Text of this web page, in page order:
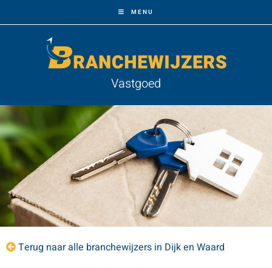
MENU
Vastgoed
Terug naar alle branchewijzers in Dijk en Waard